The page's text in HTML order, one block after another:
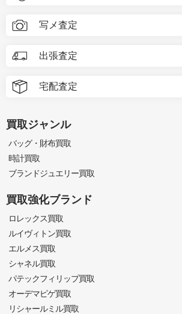
写メ査定
出張査定
宅配査定
買取ジャンル
バッグ・財布買取
時計買取
ブランドジュエリー買取
買取強化ブランド
ロレックス買取
ルイヴィトン買取
エルメス買取
シャネル買取
パテックフィリップ買取
オーデマピゲ買取
リシャールミル買取